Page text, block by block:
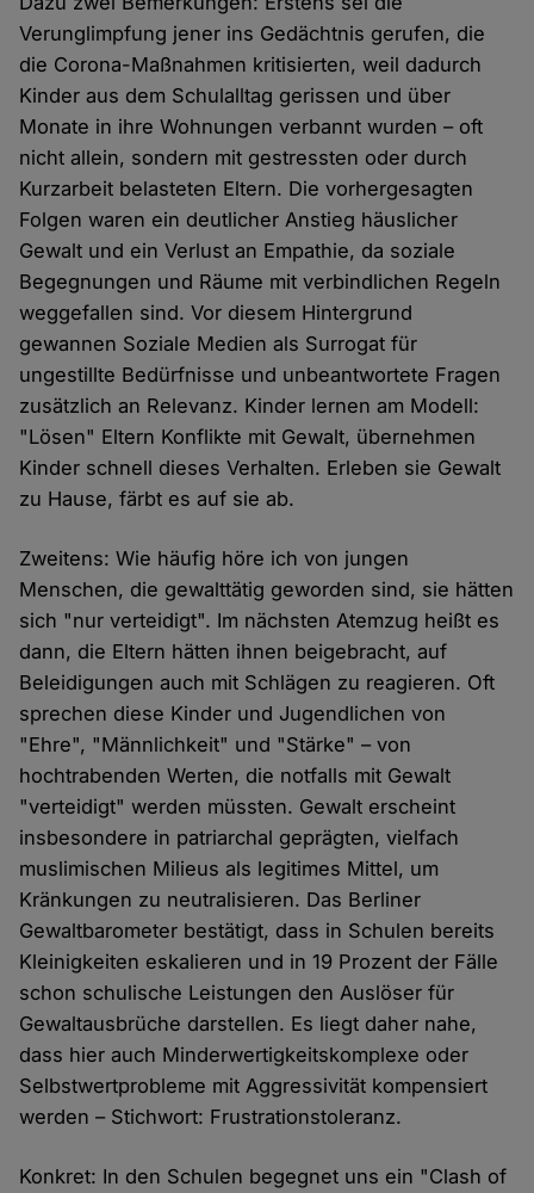
Verunglimpfung jener ins Gedächtnis gerufen, die
die Corona-Maßnahmen kritisierten, weil dadurch
Kinder aus dem Schulalltag gerissen und über
Monate in ihre Wohnungen verbannt wurden – oft
nicht allein, sondern mit gestressten oder durch
Kurzarbeit belasteten Eltern. Die vorhergesagten
Folgen waren ein deutlicher Anstieg häuslicher
Gewalt und ein Verlust an Empathie, da soziale
Begegnungen und Räume mit verbindlichen Regeln
weggefallen sind. Vor diesem Hintergrund
gewannen Soziale Medien als Surrogat für
ungestillte Bedürfnisse und unbeantwortete Fragen
zusätzlich an Relevanz. Kinder lernen am Modell:
"Lösen" Eltern Konflikte mit Gewalt, übernehmen
Kinder schnell dieses Verhalten. Erleben sie Gewalt
zu Hause, färbt es auf sie ab.
Zweitens: Wie häufig höre ich von jungen
Menschen, die gewalttätig geworden sind, sie hätten
sich "nur verteidigt". Im nächsten Atemzug heißt es
dann, die Eltern hätten ihnen beigebracht, auf
Beleidigungen auch mit Schlägen zu reagieren. Oft
sprechen diese Kinder und Jugendlichen von
"Ehre", "Männlichkeit" und "Stärke" – von
hochtrabenden Werten, die notfalls mit Gewalt
"verteidigt" werden müssten. Gewalt erscheint
insbesondere in patriarchal geprägten, vielfach
muslimischen Milieus als legitimes Mittel, um
Kränkungen zu neutralisieren. Das Berliner
Gewaltbarometer bestätigt, dass in Schulen bereits
Kleinigkeiten eskalieren und in 19 Prozent der Fälle
schon schulische Leistungen den Auslöser für
Gewaltausbrüche darstellen. Es liegt daher nahe,
dass hier auch Minderwertigkeitskomplexe oder
Selbstwertprobleme mit Aggressivität kompensiert
werden – Stichwort: Frustrationstoleranz.
Konkret: In den Schulen begegnet uns ein "Clash of